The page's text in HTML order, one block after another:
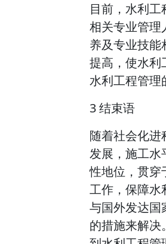
目前，水利
相关专业管理
养及专业技
提高，使水利
水利工程管理
3 结束语
随着社会化
发展，施工水
性地位，贯穿
工作，保障水
与国外发达国
的措施来解